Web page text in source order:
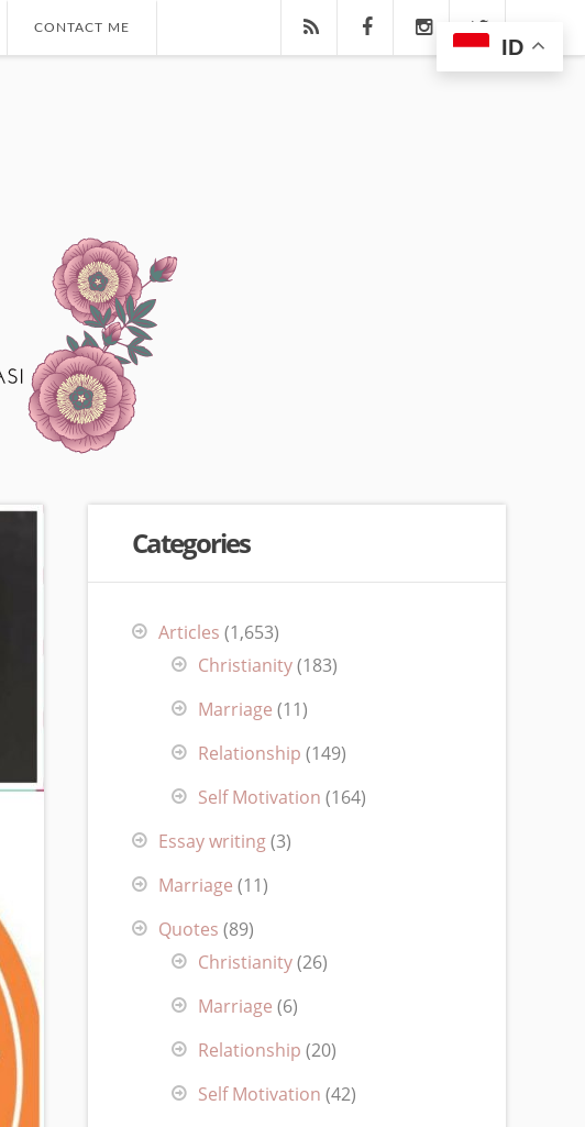
CONTACT ME
Categories
Articles (1,653)
Christianity(183)
Marriage (11)
Relationship (149)
Self Motivation (164)
Essay writing(3)
Marriage (11)
Quotes (89)
Christianity(26)
Marriage (6)
Relationship (20)
Self Motivation (42)
ID